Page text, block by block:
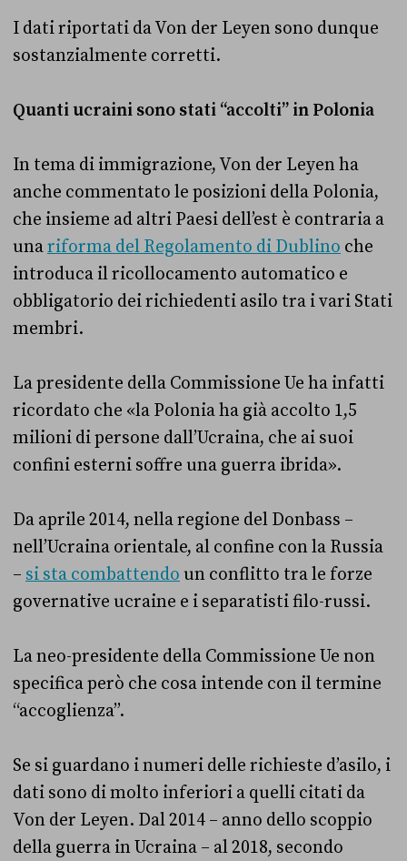
I dati riportati da Von der Leyen sono dunque
sostanzialmente corretti.
Quanti ucraini sono stati “accolti” in Polonia
In tema di immigrazione, Von der Leyen ha
anche commentato le posizioni della Polonia,
che insieme ad altri Paesi dell’est è contraria a
unariforma del Regolamento di Dublino che
introduca il ricollocamento automatico e
obbligatorio dei richiedenti asilo tra i vari Stati
membri.
La presidente della Commissione Ue ha infatti
ricordato che «la Polonia ha già accolto 1,5
milioni di persone dall’Ucraina, che ai suoi
confini esterni soffre una guerra ibrida».
Da aprile 2014, nella regione del Donbass –
nell’Ucraina orientale, al confine con la Russia
– si sta combattendo un conflitto tra le forze
governative ucraine e i separatisti filo-russi.
La neo-presidente della Commissione Ue non
specifica però che cosa intende con il termine
“accoglienza”.
Se si guardano i numeri delle richieste d’asilo, i
dati sono di molto inferiori a quelli citati da
Von der Leyen. Dal 2014 – anno dello scoppio
della guerra in Ucraina – al 2018, secondo